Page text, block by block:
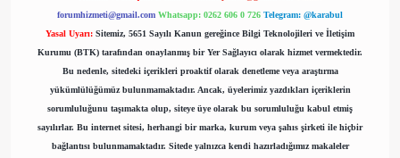
forumhizmeti@gmail.com Whatsapp: 0262 606 0 726 Telegram: @karabul
Yasal Uyarı: Sitemiz, 5651 Sayılı Kanun gereğince Bilgi Teknolojileri ve İletişim
Kurumu (BTK) tarafından onaylanmış bir Yer Sağlayıcı olarak hizmet vermektedir.
Bu nedenle, sitedeki içerikleri proaktif olarak denetleme veya araştırma
yükümlülüğümüz bulunmamaktadır. Ancak, üyelerimiz yazdıkları içeriklerin
sorumluluğunu taşımakta olup, siteye üye olarak bu sorumluluğu kabul etmiş
sayılırlar. Bu internet sitesi, herhangi bir marka, kurum veya şahıs şirketi ile hiçbir
bağlantısı bulunmamaktadır. Sitede yalnızca kendi hazırladığımız makaleler